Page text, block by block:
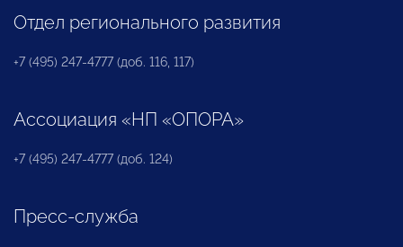
Отдел регионального развития
+7 (495) 247-4777 (доб. 116, 117)
Ассоциация «НП «ОПОРА»
+7 (495) 247-4777 (доб. 124)
Пресс-служба